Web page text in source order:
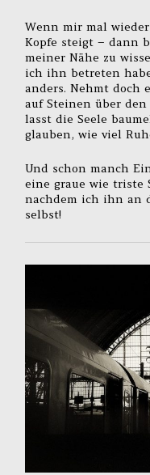
Wenn mir mal
Kopfe steigt – dann
meiner Nähe zu
ich ihn betreten
anders. Nehmt doch
auf Steinen über
lasst die Seele
glauben, wie viel
Und schon manch
eine graue wie triste
nachdem ich ihn an
selbst!